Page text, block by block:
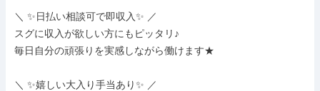
＼ ✨日払い相談可で即収入✨ ／
スグに収入が欲しい方にもピッタリ♪
毎日自分の頑張りを実感しながら働けます★
＼ ✨嬉しい大入り手当あり✨ ／